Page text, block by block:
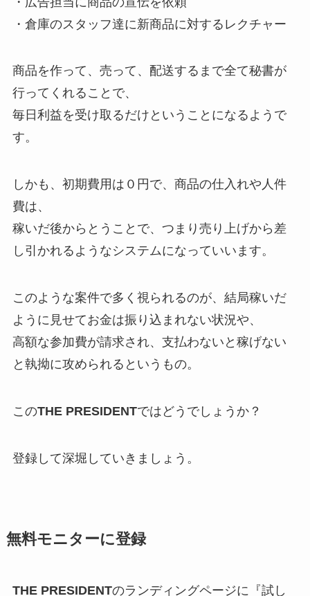
・倉庫のスタッフ達に新商品に対するレクチャー
商品を作って、売って、配送するまで全て秘書が
行ってくれることで、
毎日利益を受け取るだけということになるようで
す。
しかも、初期費用は０円で、商品の仕入れや人件
費は、
稼いだ後からとうことで、つまり売り上げから差
し引かれるようなシステムになっていいます。
このような案件で多く視られるのが、結局稼いだ
ように見せてお金は振り込まれない状況や、
高額な参加費が請求され、支払わないと稼げない
と執拗に攻められるというもの。
このTHE PRESIDENTではどうでしょうか？
登録して深堀していきましょう。
無料モニターに登録
THE PRESIDENTのランディングページに『試し